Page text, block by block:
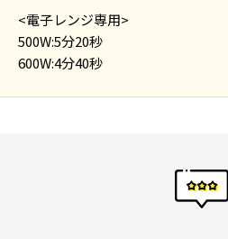
ン、ミョウバン、(一部に小麦・卵・乳
ご・ゼラチンを含む)
<電子レンジ専用>
500W:5分20秒
600W:4分40秒